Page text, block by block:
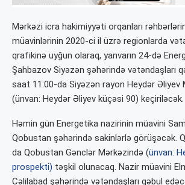
Mərkəzi icra hakimiyyəti orqanları
müavinlərinin 2020-ci il üzrə regionlarda
qrafikinə uyğun olaraq, yanvarın 24-də
Şahbazov Siyəzən şəhərində vətəndaşları
saat 11:00-da Siyəzən rayon Heydər Əliyev
(ünvan: Heydər Əliyev küçəsi 90) keçiriləcək.
Həmin gün Energetika nazirinin müavini
Qobustan şəhərində sakinlərlə görüşəcək.
da Qobustan Gənclər Mərkəzində (ünvan:
prospekti) təşkil olunacaq. Nazir müavini
Cəlilabad şəhərində vətəndaşları qəbul